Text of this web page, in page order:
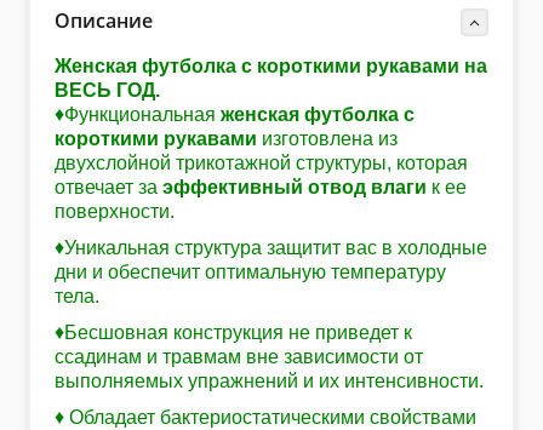
Описание
Женская футболка с короткими рукавами на
ВЕСЬ ГОД.
♦Функциональная женская футболка с
короткими рукавами изготовлена ​​из
двухслойной трикотажной структуры, которая
отвечает за эффективный отвод влаги к ее
поверхности.
♦Уникальная структура защитит вас в холодные
дни и обеспечит оптимальную температуру
тела.
♦Бесшовная конструкция не приведет к
ссадинам и травмам вне зависимости от
выполняемых упражнений и их интенсивности.
♦ Обладает бактериостатическими свойствами